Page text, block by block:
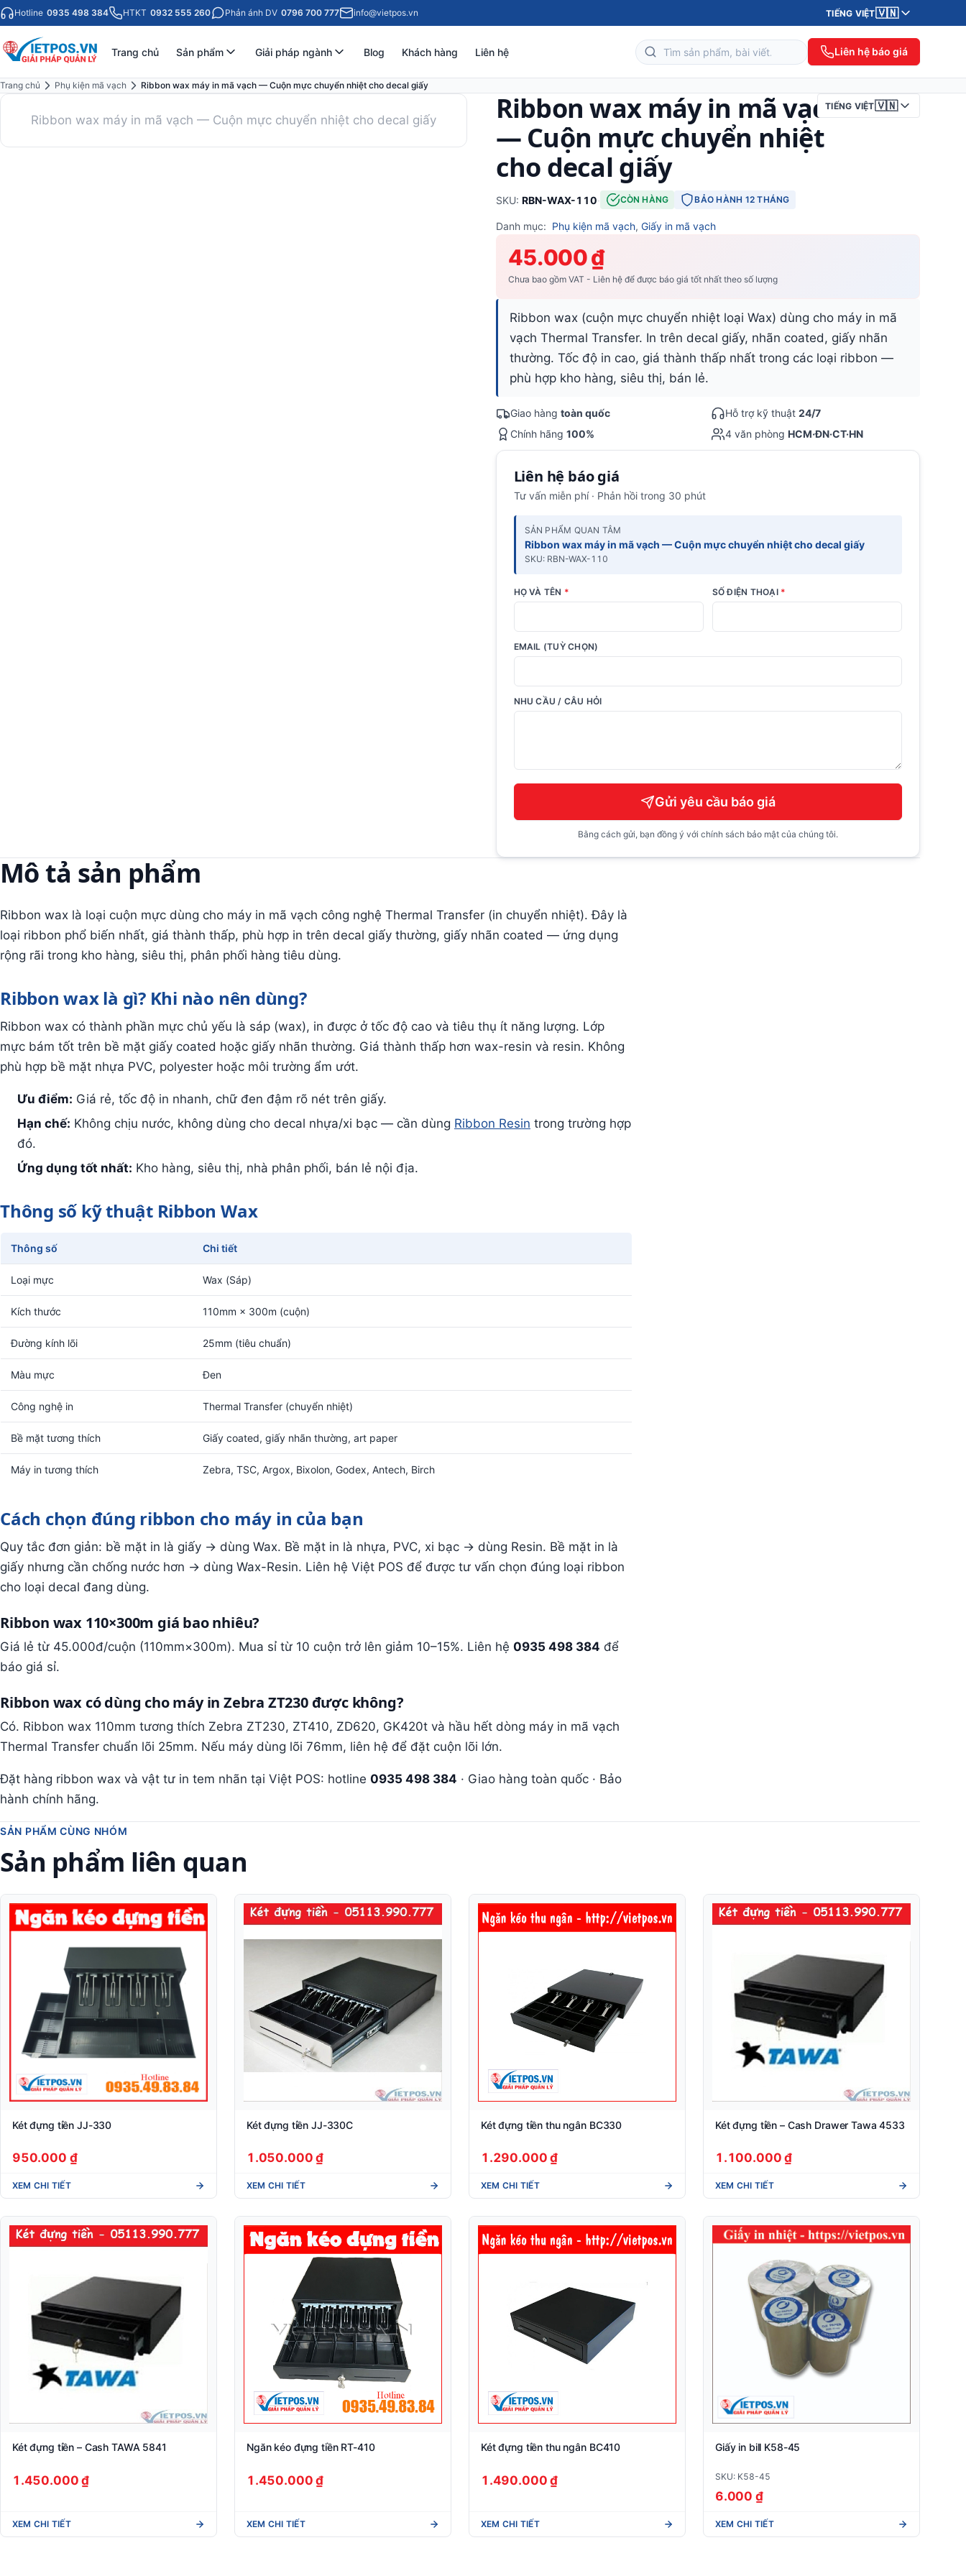
Hotline 0935 498 384 HTKT 0932 555 260 Phản ánh DV 0796 700 777 info@vietpos.vn TIẾNG VIỆT🇻🇳
Trang chủ Sản phẩm Giải pháp ngành Blog Khách hàng Liên hệ Liên hệ báo giá
Trang chủ Phụ kiện mã vạch Ribbon wax máy in mã vạch — Cuộn mực chuyển nhiệt cho decal giấy
Ribbon wax máy in mã vạch — Cuộn mực chuyển nhiệt cho decal giấy
TIẾNG VIỆT🇻🇳
Ribbon wax máy in mã vạch
— Cuộn mực chuyển nhiệt
cho decal giấy
SKU: RBN-WAX-110· CÒN HÀNG BẢO HÀNH 12 THÁNG
Danh mục: Phụ kiện mã vạch, Giấy in mã vạch
45.000 ₫
Chưa bao gồm VAT - Liên hệ để được báo giá tốt nhất theo số lượng
Ribbon wax (cuộn mực chuyển nhiệt loại Wax) dùng cho máy in mã
vạch Thermal Transfer. In trên decal giấy, nhãn coated, giấy nhãn
thường. Tốc độ in cao, giá thành thấp nhất trong các loại ribbon —
phù hợp kho hàng, siêu thị, bán lẻ.
Giao hàng toàn quốc Hỗ trợ kỹ thuật 24/7
Chính hãng 100% 4 văn phòng HCM·ĐN·CT·HN
Liên hệ báo giá
Tư vấn miễn phí · Phản hồi trong 30 phút
SẢN PHẨM QUAN TÂM
Ribbon wax máy in mã vạch — Cuộn mực chuyển nhiệt cho decal giấy
SKU: RBN-WAX-110
HỌ VÀ TÊN * SỐ ĐIỆN THOẠI *
EMAIL (TUỲ CHỌN)
NHU CẦU / CÂU HỎI
Gửi yêu cầu báo giá
Bằng cách gửi, bạn đồng ý với chính sách bảo mật của chúng tôi.
Mô tả sản phẩm
Ribbon wax là loại cuộn mực dùng cho máy in mã vạch công nghệ Thermal Transfer (in chuyển nhiệt). Đây là
loại ribbon phổ biến nhất, giá thành thấp, phù hợp in trên decal giấy thường, giấy nhãn coated — ứng dụng
rộng rãi trong kho hàng, siêu thị, phân phối hàng tiêu dùng.
Ribbon wax là gì? Khi nào nên dùng?
Ribbon wax có thành phần mực chủ yếu là sáp (wax), in được ở tốc độ cao và tiêu thụ ít năng lượng. Lớp
mực bám tốt trên bề mặt giấy coated hoặc giấy nhãn thường. Giá thành thấp hơn wax-resin và resin. Không
phù hợp bề mặt nhựa PVC, polyester hoặc môi trường ẩm ướt.
Ưu điểm: Giá rẻ, tốc độ in nhanh, chữ đen đậm rõ nét trên giấy.
Hạn chế: Không chịu nước, không dùng cho decal nhựa/xi bạc — cần dùng Ribbon Resin trong trường hợp
đó.
Ứng dụng tốt nhất: Kho hàng, siêu thị, nhà phân phối, bán lẻ nội địa.
Thông số kỹ thuật Ribbon Wax
Thông số Chi tiết
Loại mực Wax (Sáp)
Kích thước 110mm × 300m (cuộn)
Đường kính lõi 25mm (tiêu chuẩn)
Màu mực Đen
Công nghệ in Thermal Transfer (chuyển nhiệt)
Bề mặt tương thích Giấy coated, giấy nhãn thường, art paper
Máy in tương thích Zebra, TSC, Argox, Bixolon, Godex, Antech, Birch
Cách chọn đúng ribbon cho máy in của bạn
Quy tắc đơn giản: bề mặt in là giấy → dùng Wax. Bề mặt in là nhựa, PVC, xi bạc → dùng Resin. Bề mặt in là
giấy nhưng cần chống nước hơn → dùng Wax-Resin. Liên hệ Việt POS để được tư vấn chọn đúng loại ribbon
cho loại decal đang dùng.
Ribbon wax 110×300m giá bao nhiêu?
Giá lẻ từ 45.000đ/cuộn (110mm×300m). Mua sỉ từ 10 cuộn trở lên giảm 10–15%. Liên hệ 0935 498 384 để
báo giá sỉ.
Ribbon wax có dùng cho máy in Zebra ZT230 được không?
Có. Ribbon wax 110mm tương thích Zebra ZT230, ZT410, ZD620, GK420t và hầu hết dòng máy in mã vạch
Thermal Transfer chuẩn lõi 25mm. Nếu máy dùng lõi 76mm, liên hệ để đặt cuộn lõi lớn.
Đặt hàng ribbon wax và vật tư in tem nhãn tại Việt POS: hotline 0935 498 384 · Giao hàng toàn quốc · Bảo
hành chính hãng.
SẢN PHẨM CÙNG NHÓM
Sản phẩm liên quan
Két đựng tiền JJ-330
950.000 ₫
XEM CHI TIẾT
Két đựng tiền JJ-330C
1.050.000 ₫
XEM CHI TIẾT
Két đựng tiền thu ngân BC330
1.290.000 ₫
XEM CHI TIẾT
Két đựng tiền – Cash Drawer Tawa 4533
1.100.000 ₫
XEM CHI TIẾT
Két đựng tiền – Cash TAWA 5841
1.450.000 ₫
XEM CHI TIẾT
Ngăn kéo đựng tiền RT-410
1.450.000 ₫
XEM CHI TIẾT
Két đựng tiền thu ngân BC410
1.490.000 ₫
XEM CHI TIẾT
Giấy in bill K58-45
SKU: K58-45
6.000 ₫
XEM CHI TIẾT